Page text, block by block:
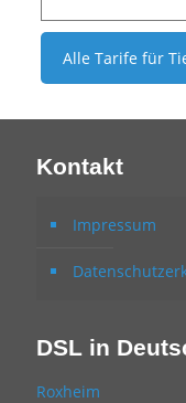
Alle Tarife für
Kontakt
Impressum
DSL in
Roxheim